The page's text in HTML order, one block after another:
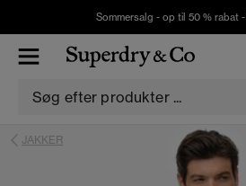
Sommersalg - op til 50 % rabat -
JAKKER